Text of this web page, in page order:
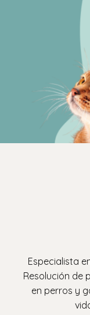
Especialista
Resolución de
en perros y